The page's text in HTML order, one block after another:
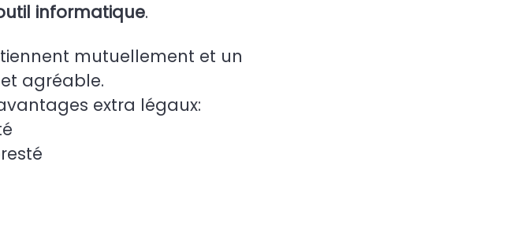
informatique.
mutuellement et un
agréable.
extra légaux: